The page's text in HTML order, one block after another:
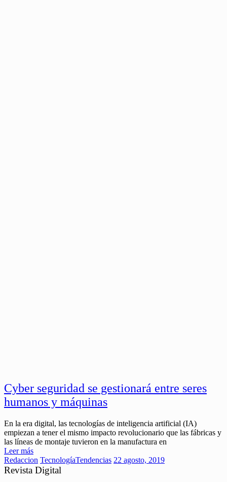
Cyber seguridad se gestionará entre seres
humanos y máquinas
En la era digital, las tecnologías de inteligencia artificial (IA)
empiezan a tener el mismo impacto revolucionario que las fábricas y
las líneas de montaje tuvieron en la manufactura en
Leer más
Redaccion TecnologíaTendencias 22 agosto, 2019
Revista Digital